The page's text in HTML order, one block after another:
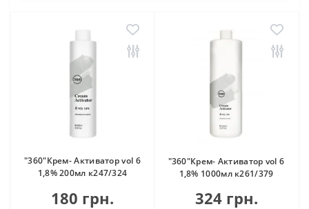
"360"Крем- Активатор vol 6
1,8% 200мл к247/324
180 грн.
"360"Крем- Активатор vol 6
1,8% 1000мл к261/379
324 грн.